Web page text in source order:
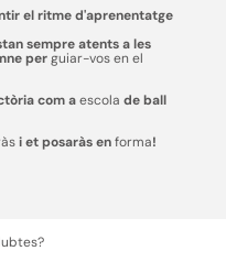
el ritme d'aprenentatge
sempre atents a les
perguiar-vos en el
com aescola de ball
i et posaràs enforma!